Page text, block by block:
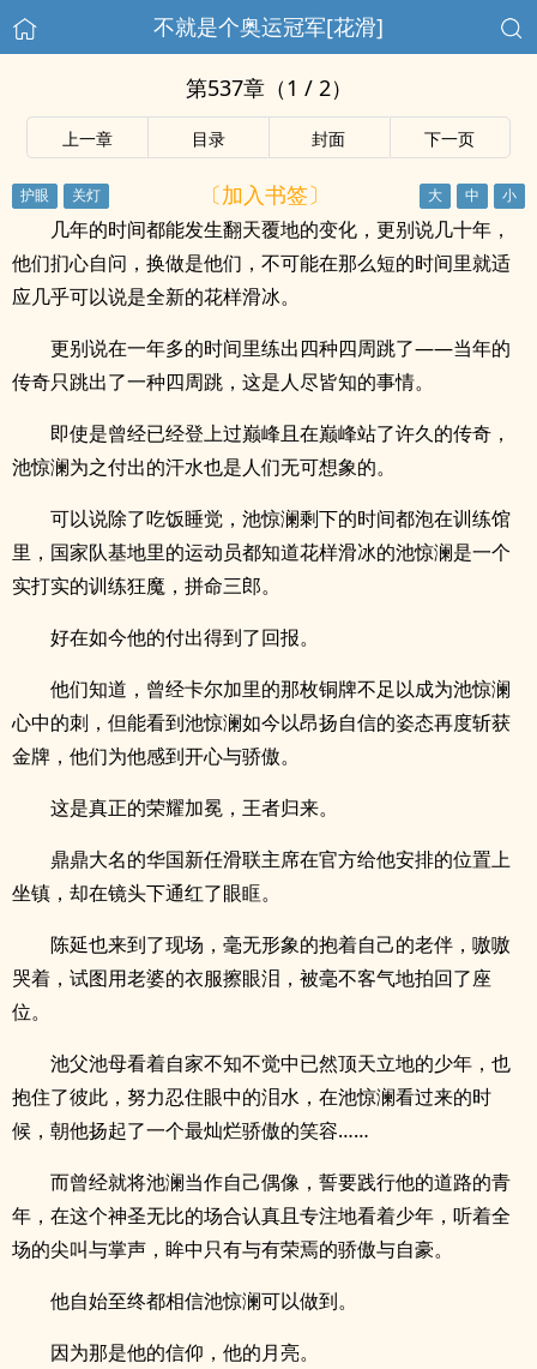
不就是个奥运冠军[花滑]
第537章（1 / 2）
上一章 目录 封面 下一页
〔加入书签〕
几年的时间都能发生翻天覆地的变化，更别说几十年，
他们扪心自问，换做是他们，不可能在那么短的时间里就适
应几乎可以说是全新的花样滑冰。
更别说在一年多的时间里练出四种四周跳了——当年的
传奇只跳出了一种四周跳，这是人尽皆知的事情。
即使是曾经已经登上过巅峰且在巅峰站了许久的传奇，
池惊澜为之付出的汗水也是人们无可想象的。
可以说除了吃饭睡觉，池惊澜剩下的时间都泡在训练馆
里，国家队基地里的运动员都知道花样滑冰的池惊澜是一个
实打实的训练狂魔，拼命三郎。
好在如今他的付出得到了回报。
他们知道，曾经卡尔加里的那枚铜牌不足以成为池惊澜
心中的刺，但能看到池惊澜如今以昂扬自信的姿态再度斩获
金牌，他们为他感到开心与骄傲。
这是真正的荣耀加冕，王者归来。
鼎鼎大名的华国新任滑联主席在官方给他安排的位置上
坐镇，却在镜头下通红了眼眶。
陈延也来到了现场，毫无形象的抱着自己的老伴，嗷嗷
哭着，试图用老婆的衣服擦眼泪，被毫不客气地拍回了座
位。
池父池母看着自家不知不觉中已然顶天立地的少年，也
抱住了彼此，努力忍住眼中的泪水，在池惊澜看过来的时
候，朝他扬起了一个最灿烂骄傲的笑容……
而曾经就将池澜当作自己偶像，誓要践行他的道路的青
年，在这个神圣无比的场合认真且专注地看着少年，听着全
场的尖叫与掌声，眸中只有与有荣焉的骄傲与自豪。
他自始至终都相信池惊澜可以做到。
因为那是他的信仰，他的月亮。